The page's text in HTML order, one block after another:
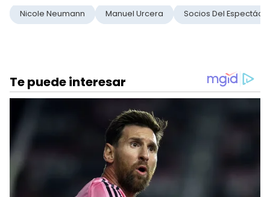
Nicole Neumann Manuel Urcera Socios Del